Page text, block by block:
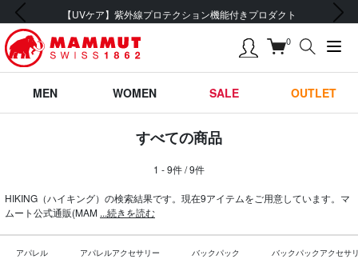
【UVケア】紫外線プロテクション機能付きプロダクト
前の画像 次の画像
0
MEN WOMEN SALE OUTLET
すべての商品
1 - 9件 / 9件
HIKING（ハイキング）の検索結果です。現在9アイテムをご用意しています。マ
ムート公式通販(MAM ...続きを読む
アパレル アパレルアクセサリー バックパック バックパックアクセサ